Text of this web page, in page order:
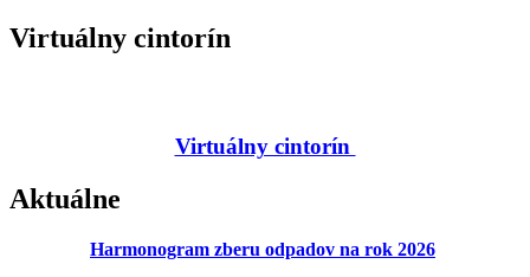
Virtuálny cintorín
Virtuálny cintorín
Aktuálne
Harmonogram zberu odpadov na rok 2026